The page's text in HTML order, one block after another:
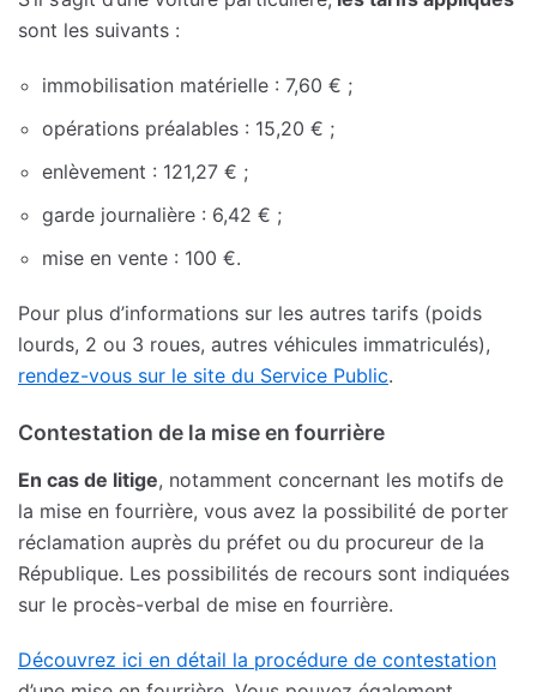
sont les suivants :
immobilisation matérielle : 7,60 € ;
opérations préalables : 15,20 € ;
enlèvement : 121,27 € ;
garde journalière : 6,42 € ;
mise en vente : 100 €.
Pour plus d’informations sur les autres tarifs (poids
lourds, 2 ou 3 roues, autres véhicules immatriculés),
rendez-vous sur le site du Service Public.
Contestation de la mise en fourrière
En cas de litige, notamment concernant les motifs de
la mise en fourrière, vous avez la possibilité de porter
réclamation auprès du préfet ou du procureur de la
République. Les possibilités de recours sont indiquées
sur le procès-verbal de mise en fourrière.
Découvrez ici en détail la procédure de contestation